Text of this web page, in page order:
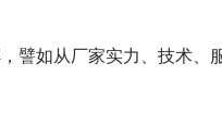
譬如从厂家实力、技术